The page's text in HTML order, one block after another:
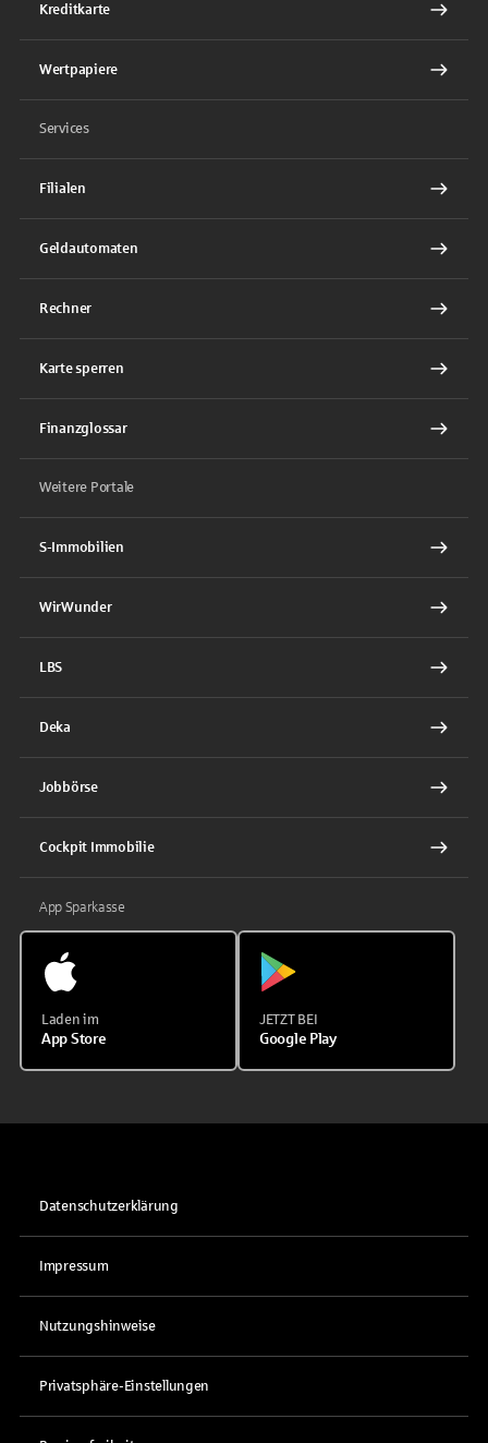
Kreditkarte
Wertpapiere
Services
Filialen
Geldautomaten
Rechner
Karte sperren
Finanzglossar
Weitere Portale
S-Immobilien
WirWunder
LBS
Deka
Jobbörse
Cockpit Immobilie
App Sparkasse
Laden im
App Store
JETZT BEI
Google Play
Datenschutzerklärung
Impressum
Nutzungshinweise
Privatsphäre-Einstellungen